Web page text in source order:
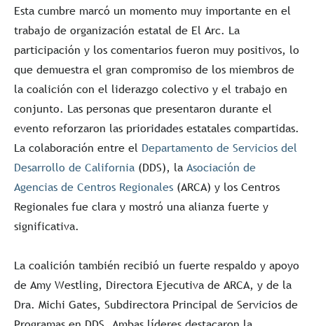
Esta cumbre marcó un momento muy importante en el
trabajo de organización estatal de El Arc. La
participación y los comentarios fueron muy positivos, lo
que demuestra el gran compromiso de los miembros de
la coalición con el liderazgo colectivo y el trabajo en
conjunto. Las personas que presentaron durante el
evento reforzaron las prioridades estatales compartidas.
La colaboración entre el Departamento de Servicios del
Desarrollo de California (DDS), la Asociación de
Agencias de Centros Regionales (ARCA) y los Centros
Regionales fue clara y mostró una alianza fuerte y
significativa.
La coalición también recibió un fuerte respaldo y apoyo
de Amy Westling, Directora Ejecutiva de ARCA, y de la
Dra. Michi Gates, Subdirectora Principal de Servicios de